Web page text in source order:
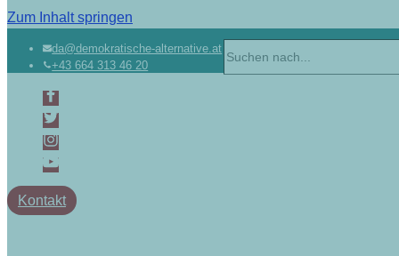
Zum Inhalt springen
da@demokratische-alternative.at
+43 664 313 46 20
Kontakt